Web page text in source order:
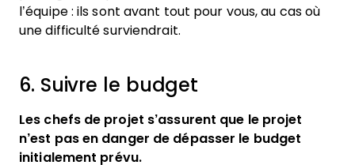
l’équipe : ils sont avant tout pour vous, au cas où
une difficulté surviendrait.
6. Suivre le budget
Les chefs de projet s’assurent que le projet
n’est pas en danger de dépasser le budget
initialement prévu.